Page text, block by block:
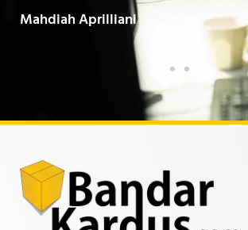
Baarokallahu Fiikum.."
Taufiqurrahman MZ